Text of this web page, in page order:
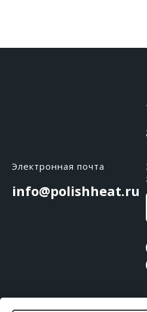
Электронная почта
info@polishheat.ru